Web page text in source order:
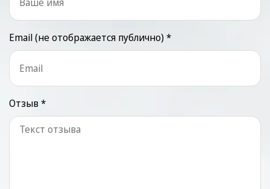
Email (не отображается публично) *
Отзыв *